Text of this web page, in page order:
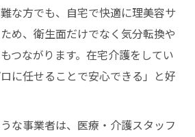
な方でも、自宅で快適に理美容サ
め、衛生面だけでなく気分転換や
つながります。在宅介護をしてい
に任せることで安心できる」と好
な事業者は、医療・介護スタッフ